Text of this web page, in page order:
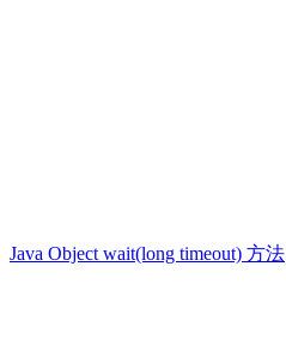
Java Object wait(long timeout) 方法